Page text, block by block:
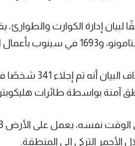
بأعمال الإغاثة في المناطق المتضررة.
آمنة بواسطة طائرات
الأحمر التركي إلى المنطقة.